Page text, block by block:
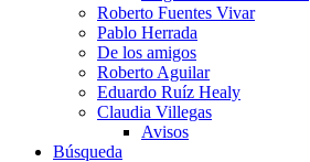
Roberto Fuentes Vivar
Pablo Herrada
De los amigos
Roberto Aguilar
Eduardo Ruíz Healy
Claudia Villegas
Avisos
Búsqueda